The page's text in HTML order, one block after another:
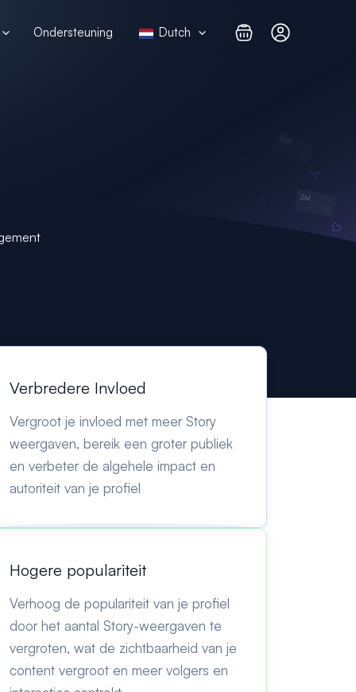
Ondersteuning Dutch
Verbredere Invloed
Vergroot je invloed met meer Story
weergaven, bereik een groter publiek
en verbeter de algehele impact en
autoriteit van je profiel
Hogere populariteit
Verhoog de populariteit van je profiel
door het aantal Story-weergaven te
vergroten, wat de zichtbaarheid van je
content vergroot en meer volgers en